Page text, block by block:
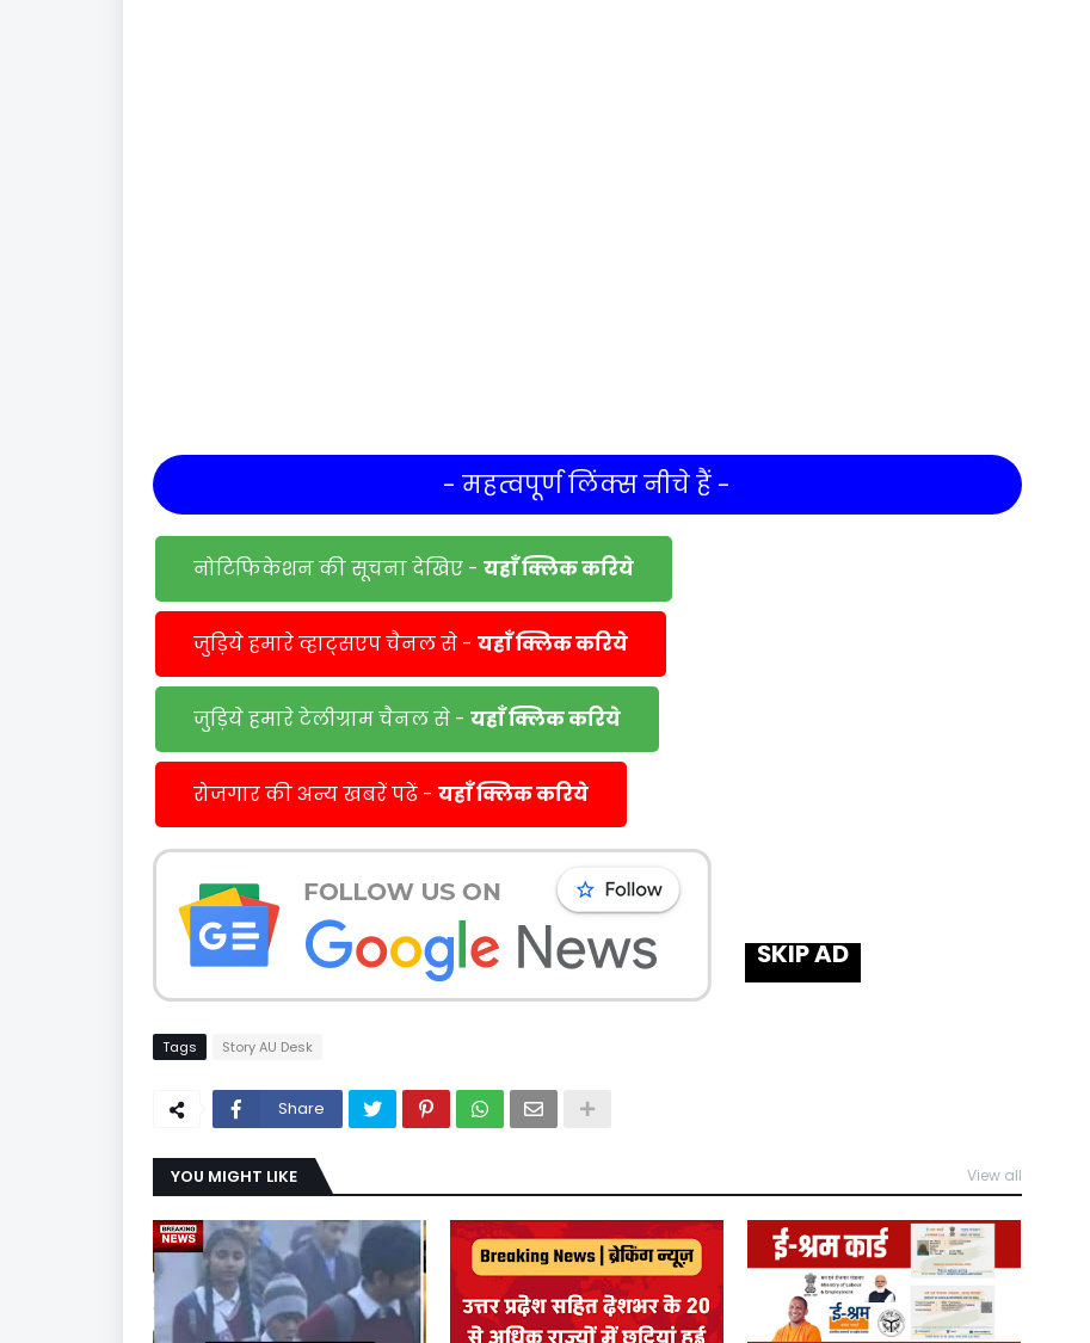
- महत्वपूर्ण लिंक्स नीचे हैं -
नोटिफिकेशन की सूचना देखिए - यहाँ क्लिक करिये
जुड़िये हमारे व्हाट्सएप चैनल से - यहाँ क्लिक करिये
जुड़िये हमारे टेलीग्राम चैनल से - यहाँ क्लिक करिये
रोजगार की अन्य खबरें पढें - यहाँ क्लिक करिये
Tags Story AU Desk
Share
YOU MIGHT LIKE View all
SKIP AD